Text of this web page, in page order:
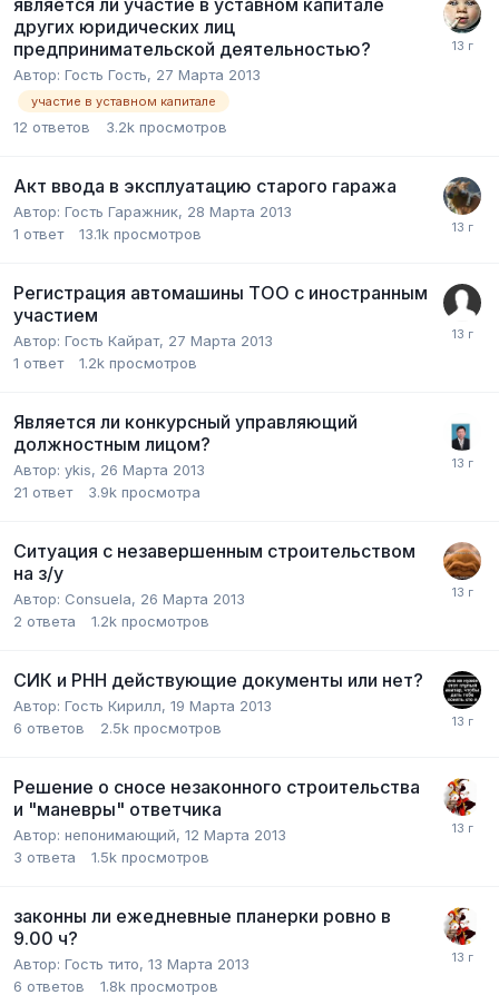
других юридических лиц
предпринимательской деятельностью?
Автор: Гость Гость, 27 Марта 2013
участие в уставном капитале
12 ответов 3.2k просмотров
Акт ввода в эксплуатацию старого гаража
Автор: Гость Гаражник, 28 Марта 2013
1 ответ 13.1k просмотров
Регистрация автомашины ТОО с иностранным
участием
Автор: Гость Кайрат, 27 Марта 2013
1 ответ 1.2k просмотров
Является ли конкурсный управляющий
должностным лицом?
Автор: ykis, 26 Марта 2013
21 ответ 3.9k просмотра
Ситуация с незавершенным строительством
на з/у
Автор: Consuela, 26 Марта 2013
2 ответа 1.2k просмотров
СИК и РНН действующие документы или нет?
Автор: Гость Кирилл, 19 Марта 2013
6 ответов 2.5k просмотров
Решение о сносе незаконного строительства
и "маневры" ответчика
Автор: непонимающий, 12 Марта 2013
3 ответа 1.5k просмотров
законны ли ежедневные планерки ровно в
9.00 ч?
Автор: Гость тито, 13 Марта 2013
6 ответов 1.8k просмотров